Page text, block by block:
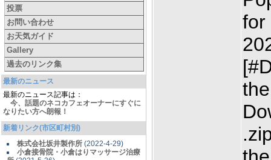
投票
お問い合わせ
お天気ガイド
Gallery
過去のリンク集
最新のニュース
最新のニュース記事は：
今、話題のネコカフェオーナーにすぐに
なりたい方へ朗報！
新着リンク(市区町村別)
株式会社坂井製作所 (2022-4-29)
小倉接骨院・小倉はりマッサージ治療
for